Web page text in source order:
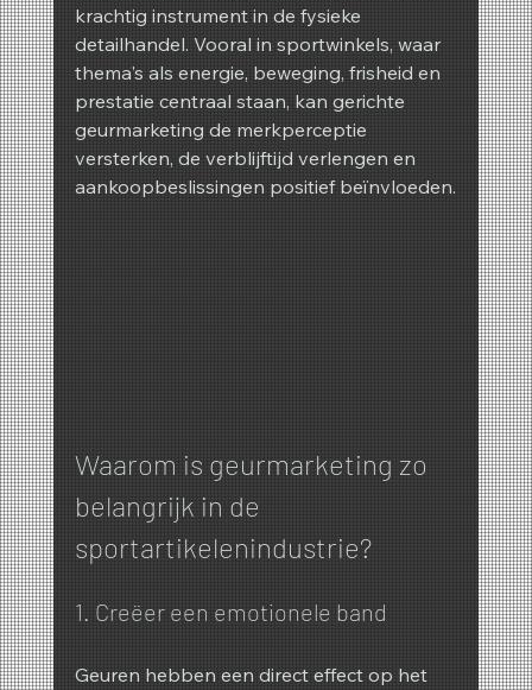
krachtig instrument in de fysieke
detailhandel. Vooral in sportwinkels, waar
thema's als energie, beweging, frisheid en
prestatie centraal staan, kan gerichte
geurmarketing de merkperceptie
versterken, de verblijftijd verlengen en
aankoopbeslissingen positief beïnvloeden.
Waarom is geurmarketing zo
belangrijk in de
sportartikelenindustrie?
1. Creëer een emotionele band
Geuren hebben een direct effect op het